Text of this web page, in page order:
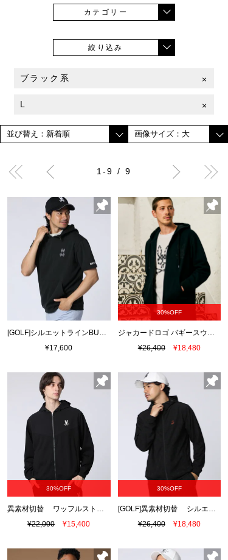
カテゴリー
絞り込み
ブラック系 ×
L ×
1-9 / 9
[GOLF]シルエットラインBUNNY 半袖パーカ
¥17,600
30%OFF
ジャカードロゴ バギースウェットパーカ
¥26,400
¥18,480
30%OFF
¥22,000
¥15,400
30%OFF
¥26,400
¥18,480